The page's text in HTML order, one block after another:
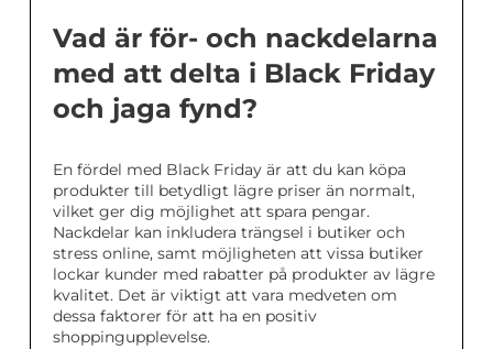
Vad är för- och nackdelarna
med att delta i Black Friday
och jaga fynd?
En fördel med Black Friday är att du kan köpa
produkter till betydligt lägre priser än normalt,
vilket ger dig möjlighet att spara pengar.
Nackdelar kan inkludera trängsel i butiker och
stress online, samt möjligheten att vissa butiker
lockar kunder med rabatter på produkter av lägre
kvalitet. Det är viktigt att vara medveten om
dessa faktorer för att ha en positiv
shoppingupplevelse.